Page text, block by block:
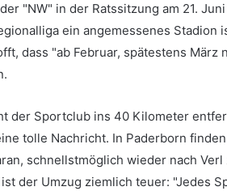
"NW" in der Ratssitzung am 21.
ein angemessenes Stadion
dass "ab Februar, spätestens
der Sportclub ins 40 Kilometer
tolle Nachricht. In Paderborn
schnellstmöglich wieder nach
der Umzug ziemlich teuer: "Jedes